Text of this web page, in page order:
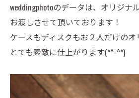
weddingphotoのデータは、オリジナ
お渡しさせて頂いております！
ケースもディスクもお２人だけの
とても素敵に仕上がります(*^-^*)